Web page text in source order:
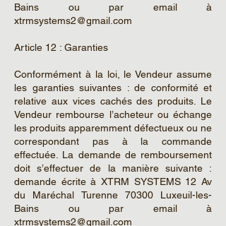
Bains ou par email à
xtrmsystems2@gmail.com
Article 12 : Garanties
Conformément à la loi, le Vendeur assume
les garanties suivantes : de conformité et
relative aux vices cachés des produits. Le
Vendeur rembourse l’acheteur ou échange
les produits apparemment défectueux ou ne
correspondant pas à la commande
effectuée. La demande de remboursement
doit s’effectuer de la manière suivante :
demande écrite à XTRM SYSTEMS 12 Av
du Maréchal Turenne 70300 Luxeuil-les-
Bains ou par email à
xtrmsystems2@gmail.com